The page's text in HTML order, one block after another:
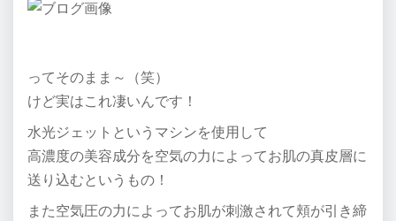
ってそのまま～（笑）
けど実はこれ凄いんです！
水光ジェットというマシンを使用して
高濃度の美容成分を空気の力によってお肌の真皮層に
送り込むというもの！
また空気圧の力によってお肌が刺激されて頬が引き締